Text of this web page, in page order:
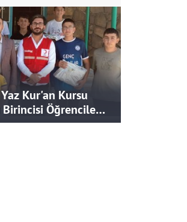
Kur'an Kursu
Birincisi Öğrencilere